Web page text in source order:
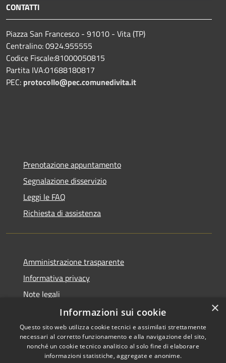
CONTATTI
Piazza San Francesco - 91010 - Vita (TP)
Centralino: 0924.955555
Codice Fiscale:81000050815
Partita IVA:01688180817
PEC: protocollo@pec.comunedivita.it
Prenotazione appuntamento
Segnalazione disservizio
Leggi le FAQ
Richiesta di assistenza
Amministrazione trasparente
Informativa privacy
Note legali
Dichiarazione di accessibilità
Copyright © 2026 • Comune di
×
Informazioni sui cookie
Questo sito web utilizza cookie tecnici e assimilati strettamente
necessari al corretto funzionamento e alla navigazione del sito,
nonché un cookie tecnico analitico al solo fine di elaborare
informazioni statistiche, aggregate e anonime.